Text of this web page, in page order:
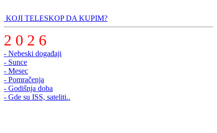
KOJI TELESKOP DA KUPIM?
2 0 2 6
- Nebeski događaji
- Sunce
- Mesec
- Pomračenja
- Godišnja doba
- Gde su ISS, sateliti..